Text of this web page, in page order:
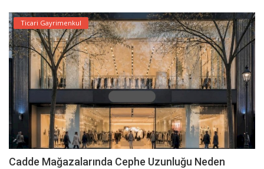
Ticari Gayrimenkul
Cadde Mağazalarında Cephe Uzunluğu Neden